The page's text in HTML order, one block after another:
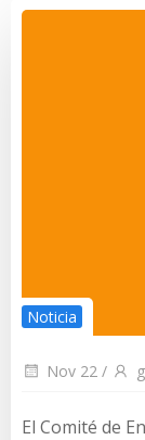
Noticia
Nov 22 /
El Comité de